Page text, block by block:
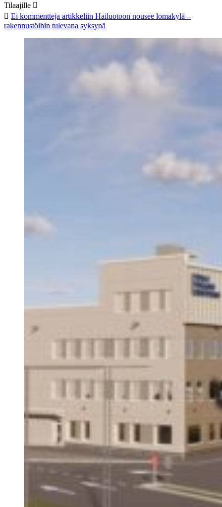
Tilaajille
Ei kommentteja artikkeliin Hailuotoon nousee lomakylä –
rakennustöihin tulevana syksynä